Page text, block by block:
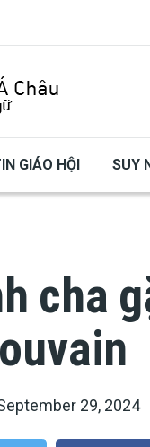
GIÁO HỘI SUY
cha
29, 2024